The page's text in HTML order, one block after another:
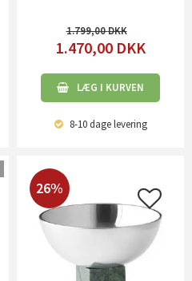
1.799,00
1.470,00 DKK
LÆG I KURVEN
8-10 dagelevering
26%